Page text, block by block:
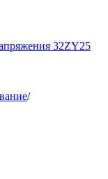
32ZY25
/